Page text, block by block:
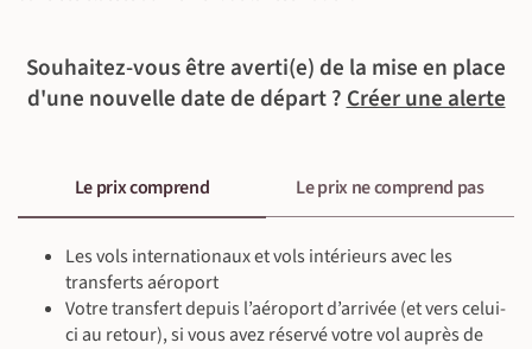
Souhaitez-vous être averti(e) de la mise en place
d'une nouvelle date de départ ?Créer une alerte
Le prix comprend Le prix ne comprend pas
Les vols internationaux et vols intérieurs avec les
transferts aéroport
Votre transfert depuis l’aéroport d’arrivée (et vers celui-
ci au retour), si vous avez réservé votre vol auprès de